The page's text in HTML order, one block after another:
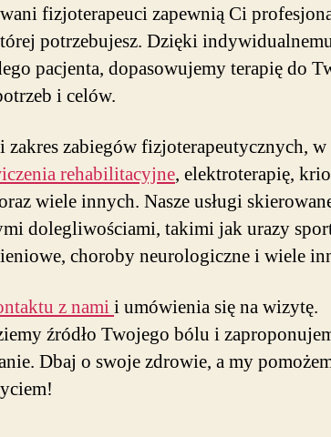
fizjoterapeuci zapewnią Ci
potrzebujesz. Dzięki
pacjenta, dopasowujemy terapię do
i celów.
zakres zabiegów fizjoterapeutycznych,
rehabilitacyjne, elektroterapię,
wiele innych. Nasze usługi
dolegliwościami, takimi jak urazy
choroby neurologiczne i wiele
z namii umówienia się na wizytę.
źródło Twojego bólu i
Dbaj o swoje zdrowie, a my